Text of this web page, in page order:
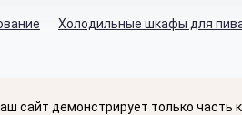
Холодильные шкафы для
сайт демонстрирует только часть